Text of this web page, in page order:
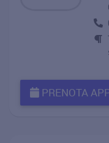
PRENOTA